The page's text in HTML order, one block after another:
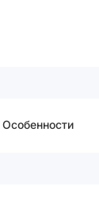
Особенности